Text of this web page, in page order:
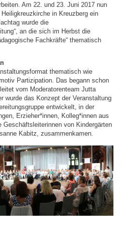
Am 22. und 23. Juni 2017 nun
in Kreuzberg ein
wurde die
an die sich im Herbst die
Fachkräfte“ thematisch
thematisch wie
Partizipation. Das begann schon
vom Moderatorenteam Jutta
wurde das Konzept der Veranstaltung
entwickelt, in der
Erzieher*innen, Kolleg*innen aus
von Kindergärten
Kabitz, zusammenkamen.